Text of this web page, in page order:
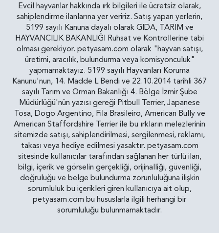
Evcil hayvanlar hakkında ırk bilgileri ile ücretsiz olarak,
sahiplendirme ilanlarına yer veririz. Satış yapan yerlerin,
5199 sayılı Kanuna dayalı olarak GIDA, TARIM ve
HAYVANCILIK BAKANLIĞI Ruhsat ve Kontrollerine tabi
olması gerekiyor. petyasam.com olarak "hayvan satışı,
üretimi, aracılık, bulundurma veya komisyonculuk"
yapmamaktayız. 5199 sayılı Hayvanları Koruma
Kanunu'nun, 14. Madde L Bendi ve 22.10.2014 tarihli 367
sayılı Tarım ve Orman Bakanlığı 4. Bölge İzmir Şube
Müdürlüğü'nün yazısı gereği Pitbull Terrier, Japanese
Tosa, Dogo Argentino, Fila Brasileiro, American Bully ve
American Staffordshire Terrier ile bu ırkların melezlerinin
sitemizde satışı, sahiplendirilmesi, sergilenmesi, reklamı,
takası veya hediye edilmesi yasaktır. petyasam.com
sitesinde kullanıcılar tarafından sağlanan her türlü ilan,
bilgi, içerik ve görselin gerçekliği, orijinalliği, güvenliği,
doğruluğu ve belge bulundurma zorunluluğuna ilişkin
sorumluluk bu içerikleri giren kullanıcıya ait olup,
petyasam.com bu hususlarla ilgili herhangi bir
sorumluluğu bulunmamaktadır.